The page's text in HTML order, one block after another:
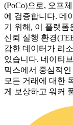
(PoCo)으로, 오프
에 검증합니다. 데
기 위해, 이 플랫폼
신뢰 실행 환경
감한 데이터가 리
있습니다. 네이티
믹스에서 중심적
모든 거래에 대한
게 보상하고 워커